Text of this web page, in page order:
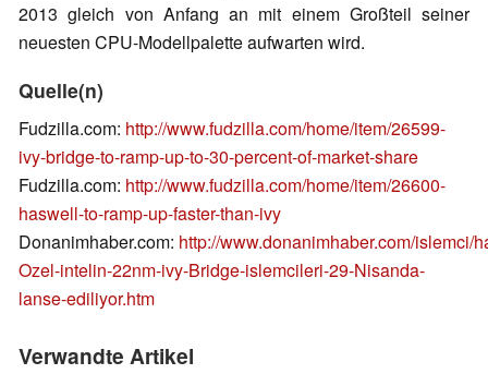
2013 gleich von Anfang an mit einem Großteil seiner
neuesten CPU-Modellpalette aufwarten wird.
Quelle(n)
Fudzilla.com: http://www.fudzilla.com/home/item/26599-
ivy-bridge-to-ramp-up-to-30-percent-of-market-share
Fudzilla.com: http://www.fudzilla.com/home/item/26600-
haswell-to-ramp-up-faster-than-ivy
Donanimhaber.com: http://www.donanimhaber.com/islemci/
Ozel-intelin-22nm-ivy-Bridge-islemcileri-29-Nisanda-
lanse-ediliyor.htm
Verwandte Artikel